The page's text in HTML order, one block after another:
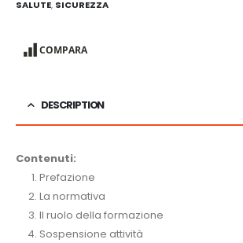
SALUTE, SICUREZZA
COMPARA
DESCRIPTION
Contenuti:
Prefazione
La normativa
Il ruolo della formazione
Sospensione attività